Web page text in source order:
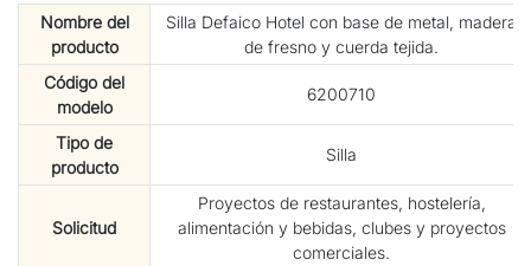
Nombre del
producto
Silla Defaico Hotel con base de metal, madera
de fresno y cuerda tejida.
Código del
modelo
6200710
Tipo de
producto
Silla
Solicitud
Proyectos de restaurantes, hostelería,
alimentación y bebidas, clubes y proyectos
comerciales.